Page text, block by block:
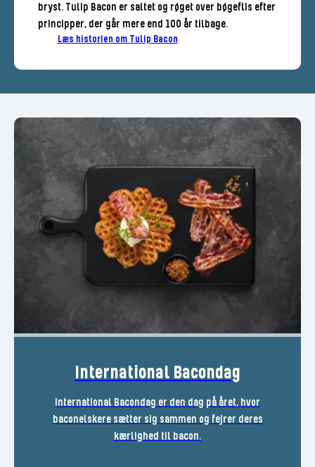
bryst. Tulip Bacon er saltet og røget over bøgeflis efter
principper, der går mere end 100 år tilbage.
Læs historien om Tulip Bacon
International Bacondag
International Bacondag er den dag på året, hvor
baconelskere sætter sig sammen og fejrer deres
kærlighed til bacon.